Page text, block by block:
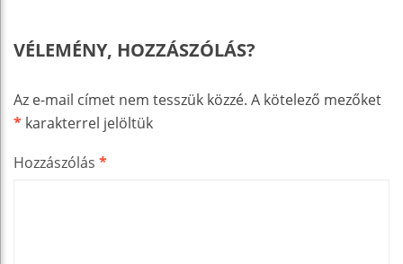
VÉLEMÉNY, HOZZÁSZÓLÁS?
Az e-mail címet nem tesszük közzé. A kötelező mezőket
* karakterrel jelöltük
Hozzászólás *